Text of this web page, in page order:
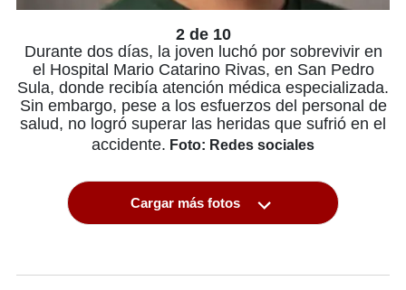
2 de 10
Durante dos días, la joven luchó por sobrevivir en
el Hospital Mario Catarino Rivas, en San Pedro
Sula, donde recibía atención médica especializada.
Sin embargo, pese a los esfuerzos del personal de
salud, no logró superar las heridas que sufrió en el
accidente. Foto: Redes sociales
Cargar más fotos